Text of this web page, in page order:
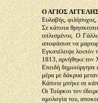
Ο ΑΓΙΟΣ ΑΓΓΕΛΗΣ
Ευλαβής, φιλήσυχος,
Σε κάποια
οπλισμένος. Ο
αποφάσισε να
Εγκατέλειψε λοιπόν
1813, αρνήθηκε τον
Επειδή δημιούργησε
μέρα με δάκρυα
Κάποτε μπήκε σε
Οι Τούρκοι τον
ομολογία του,